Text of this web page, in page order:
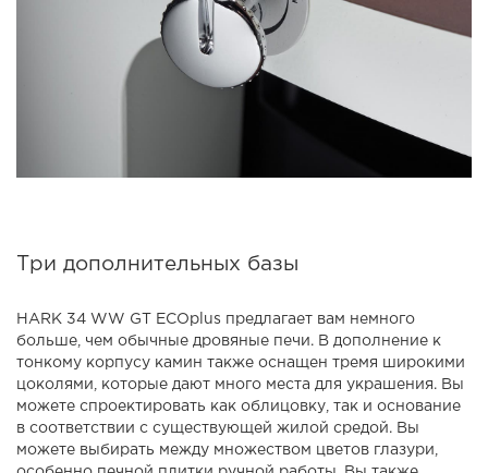
Три дополнительных базы
HARK 34 WW GT ECOplus предлагает вам немного
больше, чем обычные дровяные печи. В дополнение к
тонкому корпусу камин также оснащен тремя широкими
цоколями, которые дают много места для украшения. Вы
можете спроектировать как облицовку, так и основание
в соответствии с существующей жилой средой. Вы
можете выбирать между множеством цветов глазури,